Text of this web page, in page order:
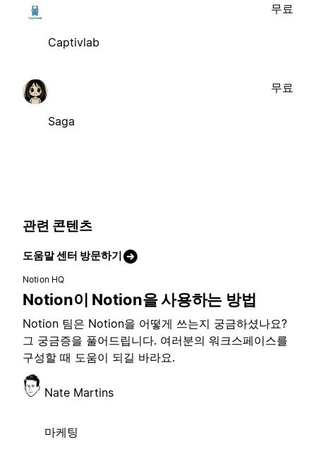
Captivlab
무료
Saga
무료
관련 콘텐츠
도움말 센터 방문하기
Notion HQ
Notion이 Notion을 사용하는 방법
Notion 팀은 Notion을 어떻게 쓰는지 궁금하셨나요?
그 궁금증을 풀어드립니다. 여러분의 워크스페이스를
구성할 때 도움이 되길 바라요.
Nate Martins
마케팅